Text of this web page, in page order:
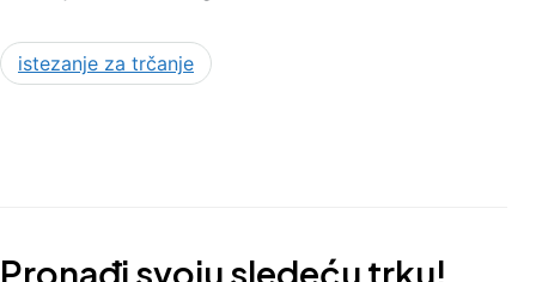
istezanje za trčanje
Pronađi svoju sledeću trku!